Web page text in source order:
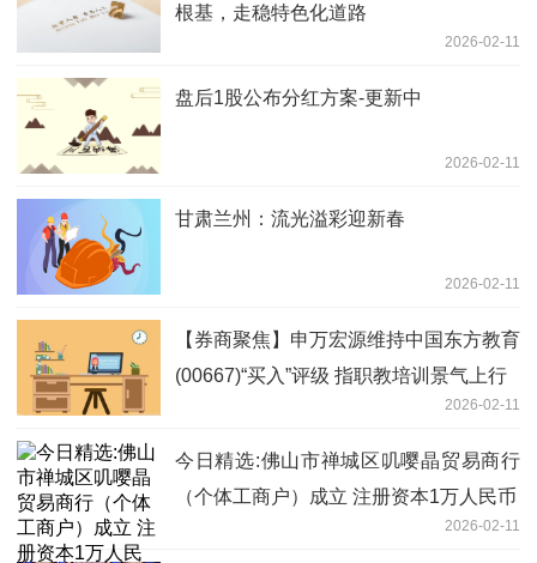
根基，走稳特色化道路
2026-02-11
盘后1股公布分红方案-更新中
2026-02-11
甘肃兰州：流光溢彩迎新春
2026-02-11
【券商聚焦】申万宏源维持中国东方教育
(00667)“买入”评级 指职教培训景气上行
2026-02-11
今日精选:佛山市禅城区叽嘤晶贸易商行
（个体工商户）成立 注册资本1万人民币
2026-02-11